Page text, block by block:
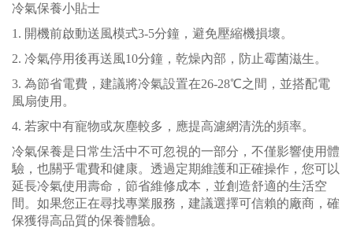
冷氣保養小貼士
1. 開機前啟動送風模式3-5分鐘，避免壓縮機損壞。
2. 冷氣停用後再送風10分鐘，乾燥內部，防止霉菌滋生。
3. 為節省電費，建議將冷氣設置在26-28℃之間，並搭配電
風扇使用。
4. 若家中有寵物或灰塵較多，應提高濾網清洗的頻率。
冷氣保養是日常生活中不可忽視的一部分，不僅影響使用體
驗，也關乎電費和健康。透過定期維護和正確操作，您可以
延長冷氣使用壽命，節省維修成本，並創造舒適的生活空
間。如果您正在尋找專業服務，建議選擇可信賴的廠商，確
保獲得高品質的保養體驗。